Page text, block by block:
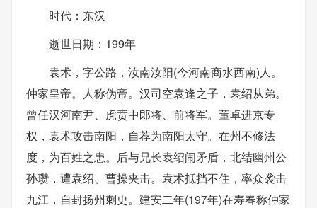
时代：东汉
逝世日期：199年
袁术，字公路，汝南汝阳(今河南商水西南)人。
仲家皇帝。人称伪帝。汉司空袁逢之子，袁绍从弟。
曾任汉河南尹、虎贲中郎将、前将军。董卓进京专
权，袁术攻击南阳，自荐为南阳太守。在州不修法
度，为百姓之患。后与兄长袁绍闹矛盾，北结幽州公
孙瓒，遭袁绍、曹操夹击。袁术抵挡不住，率众袭击
九江，自封扬州刺史。建安二年(197年)在寿春称仲家